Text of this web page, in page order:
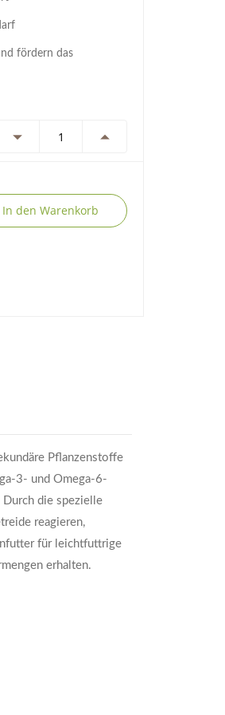
fördern das
In den Warenkorb
Pflanzenstoffe
3- und Omega-6-
Durch die spezielle
reagieren,
für leichtfuttrige
erhalten.